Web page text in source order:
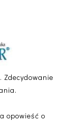
Zdecydowanie
opowieść o